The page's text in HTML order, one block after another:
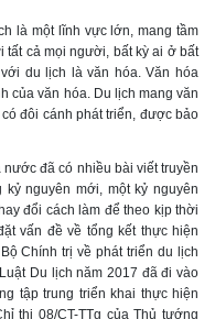
là một lĩnh vực lớn, mang tầm
tất cả mọi người, bất kỳ ai ở bất
du lịch là văn hóa. Văn hóa
của văn hóa. Du lịch mang văn
đôi cánh phát triển, được bảo
đã có nhiều bài viết truyền
nguyên mới, một kỷ nguyên
đổi cách làm để theo kịp thời
vấn đề về tổng kết thực hiện
Chính trị về phát triển du lịch
Du lịch năm 2017 đã đi vào
tập trung triển khai thực hiện
thị 08/CT-TTg của Thủ tướng